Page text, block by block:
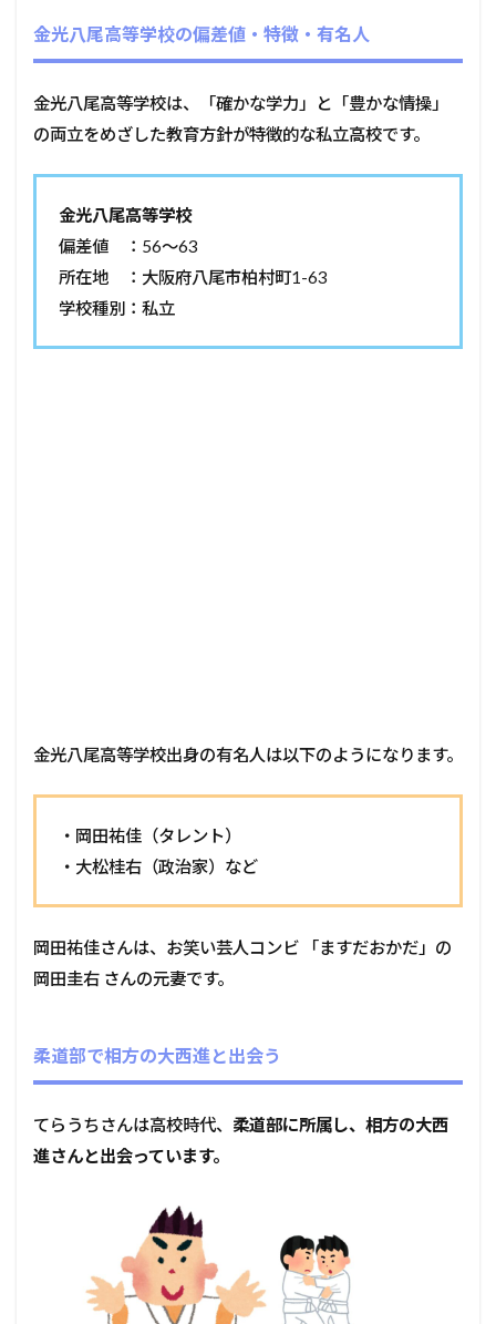
金光八尾高等学校の偏差値・特徴・有名人
金光八尾高等学校は、「確かな学力」と「豊かな情操」
の両立をめざした教育方針が特徴的な私立高校です。
金光八尾高等学校
偏差値 ：56～63
所在地 ：大阪府八尾市柏村町1-63
学校種別：私立
金光八尾高等学校出身の有名人は以下のようになります。
・岡田祐佳（タレント）
・大松桂右（政治家）など
岡田祐佳さんは、お笑い芸人コンビ 「ますだおかだ」の
岡田圭右 さんの元妻です。
柔道部で相方の大西進と出会う
てらうちさんは高校時代、 柔道部に所属し、相方の大西
進さんと出会っています。